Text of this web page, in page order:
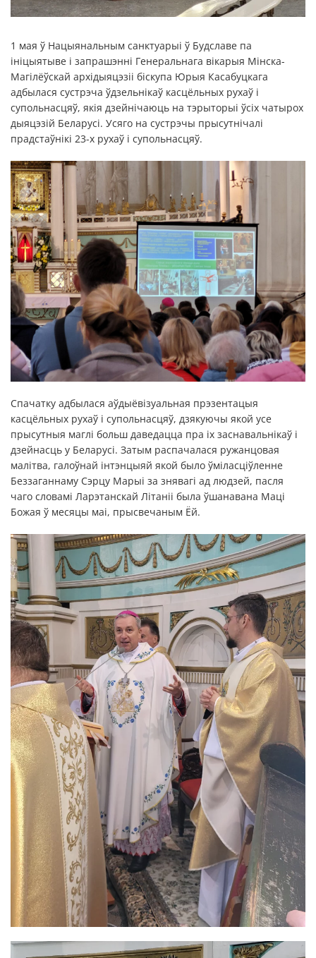
1 мая ў Нацыянальным санктуарыі ў Будславе па
ініцыятыве і запрашэнні Генеральнага вікарыя Мінска-
Магілёўскай архідыяцэзіі біскупа Юрыя Касабуцкага
адбылася сустрэча ўдзельнікаў касцёльных рухаў і
супольнасцяў, якія дзейнічаюць на тэрыторыі ўсіх чатырох
дыяцэзій Беларусі. Усяго на сустрэчы прысутнічалі
прадстаўнікі 23-х рухаў і супольнасцяў.
Спачатку адбылася аўдыёвізуальная прэзентацыя
касцёльных рухаў і супольнасцяў, дзякуючы якой усе
прысутныя маглі больш даведацца пра іх заснавальнікаў і
дзейнасць у Беларусі. Затым распачалася ружанцовая
малітва, галоўнай інтэнцыяй якой было ўміласціўленне
Беззаганнаму Сэрцу Марыі за знявагі ад людзей, пасля
чаго словамі Ларэтанскай Літаніі была ўшанавана Маці
Божая ў месяцы маі, прысвечаным Ёй.